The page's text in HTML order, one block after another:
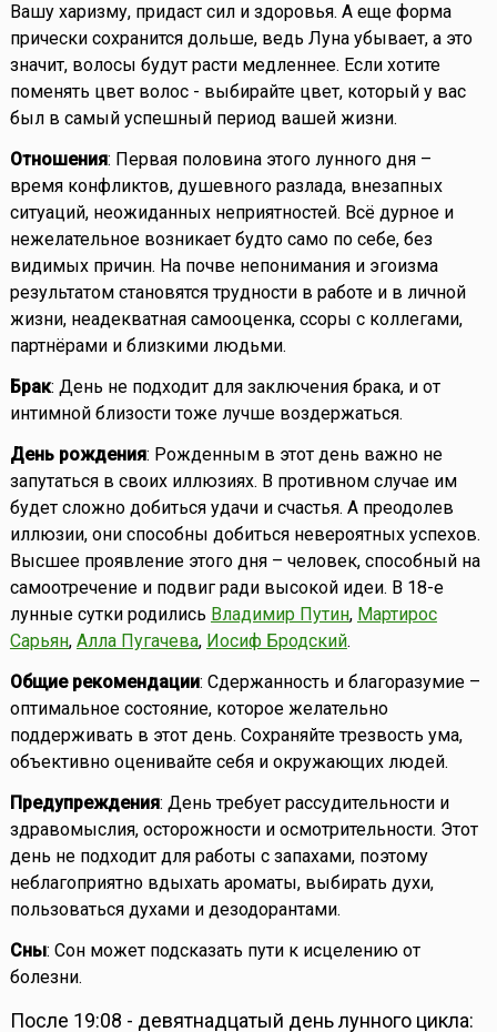
Вашу харизму, придаст сил и здоровья. А еще форма
прически сохранится дольше, ведь Луна убывает, а это
значит, волосы будут расти медленнее. Если хотите
поменять цвет волос - выбирайте цвет, который у вас
был в самый успешный период вашей жизни.
Отношения: Первая половина этого лунного дня –
время конфликтов, душевного разлада, внезапных
ситуаций, неожиданных неприятностей. Всё дурное и
нежелательное возникает будто само по себе, без
видимых причин. На почве непонимания и эгоизма
результатом становятся трудности в работе и в личной
жизни, неадекватная самооценка, ссоры с коллегами,
партнёрами и близкими людьми.
Брак: День не подходит для заключения брака, и от
интимной близости тоже лучше воздержаться.
День рождения: Рожденным в этот день важно не
запутаться в своих иллюзиях. В противном случае им
будет сложно добиться удачи и счастья. А преодолев
иллюзии, они способны добиться невероятных успехов.
Высшее проявление этого дня – человек, способный на
самоотречение и подвиг ради высокой идеи. В 18-е
лунные сутки родились Владимир Путин, Мартирос
Сарьян, Алла Пугачева, Иосиф Бродский.
Общие рекомендации: Сдержанность и благоразумие –
оптимальное состояние, которое желательно
поддерживать в этот день. Сохраняйте трезвость ума,
объективно оценивайте себя и окружающих людей.
Предупреждения: День требует рассудительности и
здравомыслия, осторожности и осмотрительности. Этот
день не подходит для работы с запахами, поэтому
неблагоприятно вдыхать ароматы, выбирать духи,
пользоваться духами и дезодорантами.
Сны: Сон может подсказать пути к исцелению от
болезни.
После 19:08 - девятнадцатый день лунного цикла: